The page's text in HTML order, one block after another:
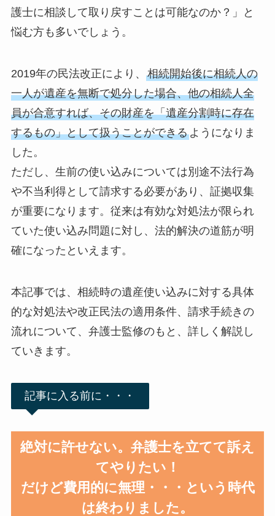
護士に相談して取り戻すことは可能なのか？」と
悩む方も多いでしょう。
2019年の民法改正により、 相続開始後に相続人の
一人が遺産を無断で処分した場合、他の相続人全
員が合意すれば、その財産を「遺産分割時に存在
するもの」として扱うことができるようになりま
した。
ただし、生前の使い込みについては別途不法行為
や不当利得として請求する必要があり、証拠収集
が重要になります。従来は有効な対処法が限られ
ていた使い込み問題に対し、法的解決の道筋が明
確になったといえます。
本記事では、相続時の遺産使い込みに対する具体
的な対処法や改正民法の適用条件、請求手続きの
流れについて、弁護士監修のもと、詳しく解説し
ていきます。
記事に入る前に・・・
絶対に許せない。弁護士を立てて訴え
てやりたい！
だけど費用的に無理・・・という時代
は終わりました。